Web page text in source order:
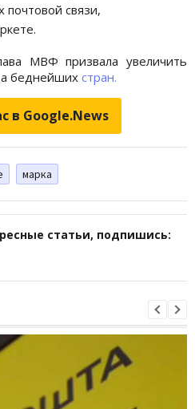
почтовой связи,
МВФ призвала увеличить
беднейших стран.
в Google.News
марка
статьи, подпишись: